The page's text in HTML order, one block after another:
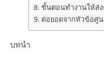
ขั้นตอนทำงานให้ส่ง
ต่อยอดจากหัวข้อศู
บทนำ